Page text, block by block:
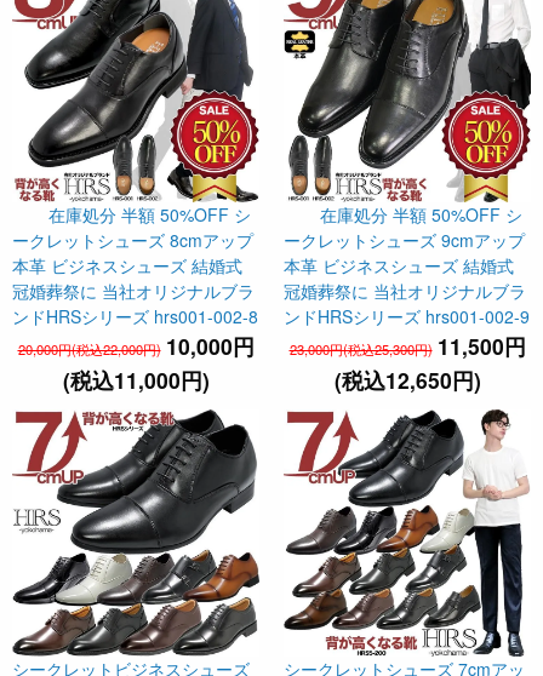
在庫処分 半額 50%OFF シ
ークレットシューズ 8cmアップ
本革 ビジネスシューズ 結婚式
冠婚葬祭に 当社オリジナルブラ
ンドHRSシリーズ hrs001-002-8
20,000円(税込22,000円) 10,000円
(税込11,000円)
在庫処分 半額 50%OFF シ
ークレットシューズ 9cmアップ
本革 ビジネスシューズ 結婚式
冠婚葬祭に 当社オリジナルブラ
ンドHRSシリーズ hrs001-002-9
23,000円(税込25,300円) 11,500円
(税込12,650円)
シークレットビジネスシューズ シークレットシューズ 7cmアッ